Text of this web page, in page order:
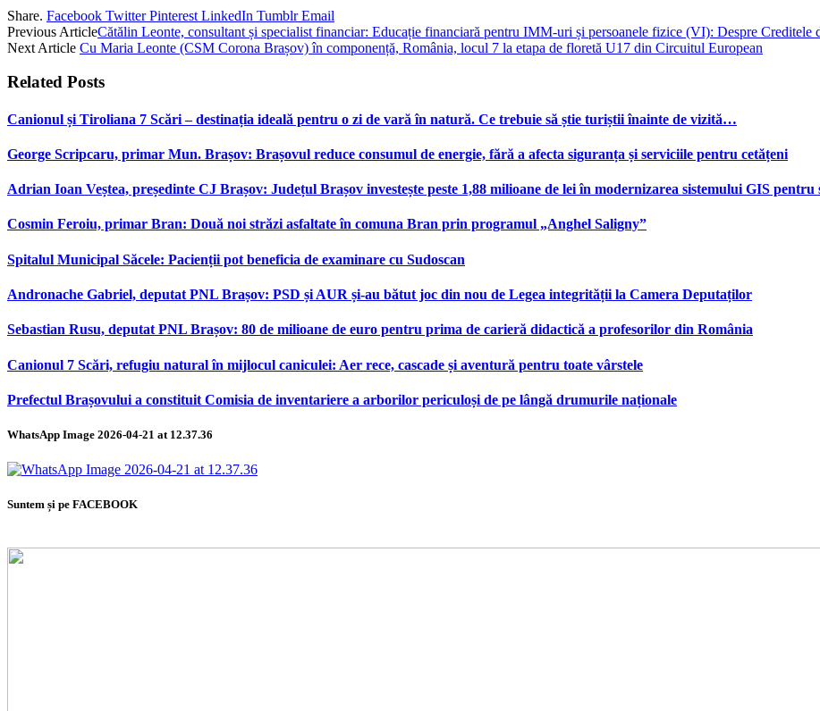
Share. Facebook Twitter Pinterest LinkedIn Tumblr Email
Previous ArticleCătălin Leonte, consultant și specialist financiar: Educație financiară pentru IMM-uri și persoanele fizice (VI): Despre Creditele
Next Article Cu Maria Leonte (CSM Corona Brașov) în componență, România, locul 7 la etapa de floretă U17 din Circuitul European
Related Posts
Canionul și Tiroliana 7 Scări – destinația ideală pentru o zi de vară în natură. Ce trebuie să știe turiștii înainte de vizită…
George Scripcaru, primar Mun. Brașov: Brașovul reduce consumul de energie, fără a afecta siguranța și serviciile pentru cetățeni
Adrian Ioan Veștea, președinte CJ Brașov: Județul Brașov investește peste 1,88 milioane de lei în modernizarea sistemului GIS
Cosmin Feroiu, primar Bran: Două noi străzi asfaltate în comuna Bran prin programul „Anghel Saligny”
Spitalul Municipal Săcele: Pacienții pot beneficia de examinare cu Sudoscan
Andronache Gabriel, deputat PNL Brașov: PSD și AUR și-au bătut joc din nou de Legea integrității la Camera Deputaților
Sebastian Rusu, deputat PNL Brașov: 80 de milioane de euro pentru prima de carieră didactică a profesorilor din România
Canionul 7 Scări, refugiu natural în mijlocul caniculei: Aer rece, cascade și aventură pentru toate vârstele
Prefectul Brașovului a constituit Comisia de inventariere a arborilor periculoși de pe lângă drumurile naționale
WhatsApp Image 2026-04-21 at 12.37.36
Suntem și pe FACEBOOK